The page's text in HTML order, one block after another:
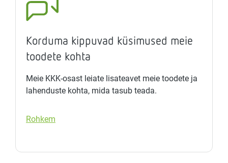
Korduma kippuvad küsimused meie
toodete kohta
Meie KKK-osast leiate lisateavet meie toodete ja
lahenduste kohta, mida tasub teada.
Rohkem